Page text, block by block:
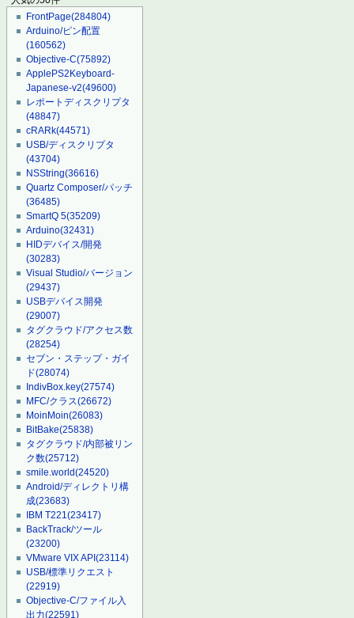
FrontPage(284804)
Arduino/ピン配置
(160562)
Objective-C(75892)
ApplePS2Keyboard-
Japanese-v2(49600)
レポートディスクリプタ
(48847)
cRARk(44571)
USB/ディスクリプタ
(43704)
NSString(36616)
Quartz Composer/パッチ
(36485)
SmartQ 5(35209)
Arduino(32431)
HIDデバイス/開発
(30283)
Visual Studio/バージョン
(29437)
USBデバイス開発
(29007)
タグクラウド/アクセス数
(28254)
セブン・ステップ・ガイ
ド(28074)
IndivBox.key(27574)
MFC/クラス(26672)
MoinMoin(26083)
BitBake(25838)
タグクラウド/内部被リン
ク数(25712)
smile.world(24520)
Android/ディレクトリ構
成(23683)
IBM T221(23417)
BackTrack/ツール
(23200)
VMware VIX API(23114)
USB/標準リクエスト
(22919)
Objective-C/ファイル入
出力(22591)